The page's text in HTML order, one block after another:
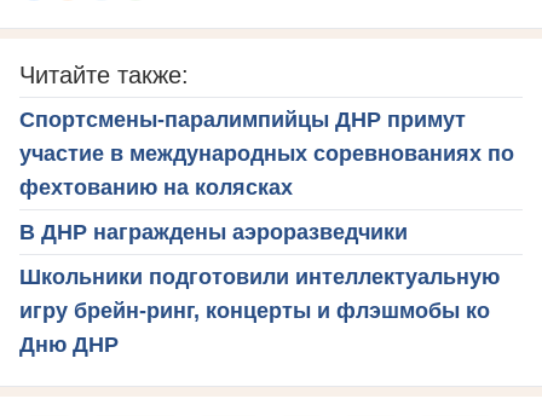
Читайте также:
Спортсмены-паралимпийцы ДНР примут
участие в международных соревнованиях по
фехтованию на колясках
В ДНР награждены аэроразведчики
Школьники подготовили интеллектуальную
игру брейн-ринг, концерты и флэшмобы ко
Дню ДНР